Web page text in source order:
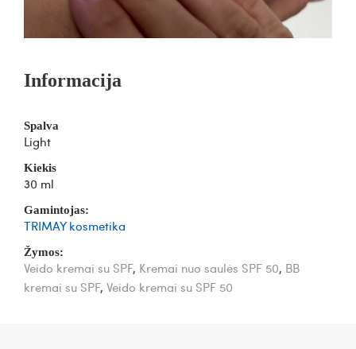
Informacija
Spalva
Light
Kiekis
30 ml
Gamintojas:
TRIMAY kosmetika
Žymos:
Veido kremai su SPF, Kremai nuo saulės SPF 50, BB
kremai su SPF, Veido kremai su SPF 50